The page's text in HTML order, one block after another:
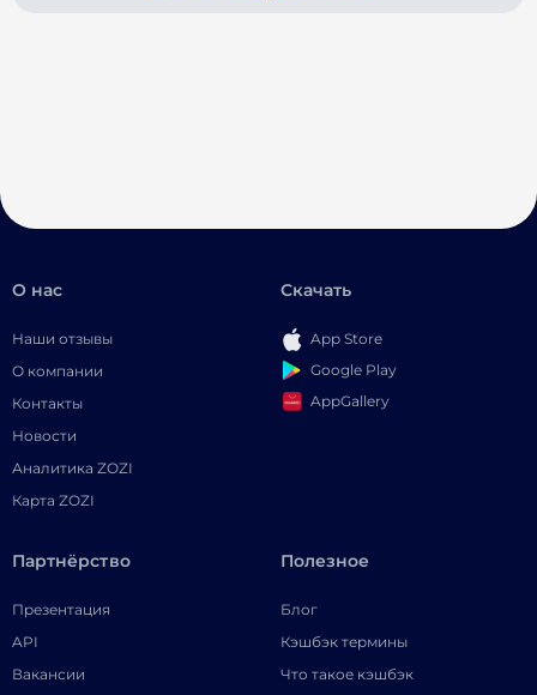
О нас
Наши отзывы
О компании
Контакты
Новости
Аналитика ZOZI
Карта ZOZI
Скачать
App Store
Google Play
AppGallery
Партнёрство
Презентация
API
Вакансии
Полезное
Блог
Кэшбэк термины
Что такое кэшбэк